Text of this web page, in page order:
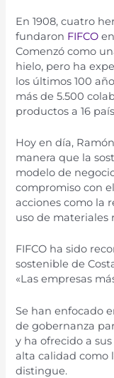
En 1908, cuatro
fundaron FIFCO en
Comenzó como un
hielo, pero ha
los últimos 100 añ
más de 5.500 col
productos a 16 paí
Hoy en día, Ramón
manera que la s
modelo de negoc
compromiso con el
acciones como la
uso de materiales
FIFCO ha sido
sostenible de
«Las empresas m
Se han enfocado
de gobernanza
y ha ofrecido a sus
alta calidad como
distingue.